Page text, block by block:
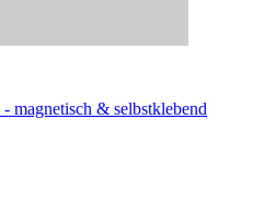
magnetisch & selbstklebend